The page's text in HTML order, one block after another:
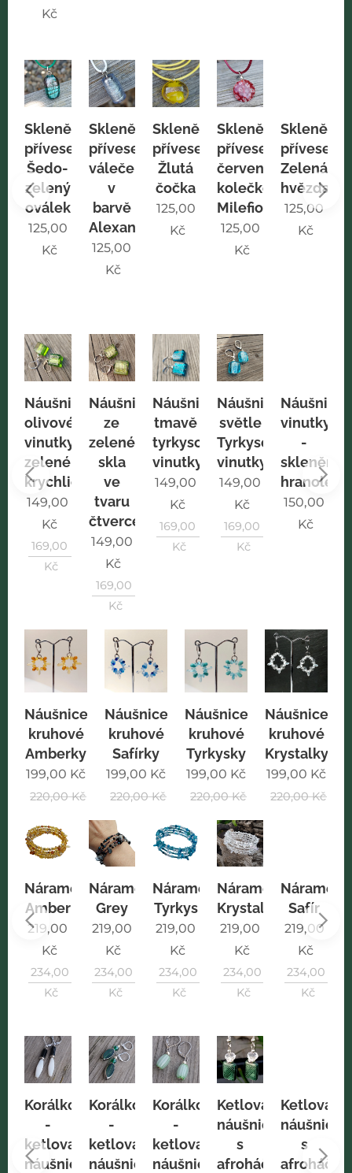
Kč
Skleněný
přívesek
Šedo-
zelený
oválek
125,00
Kč
Skleněný
přívesek
váleček
v
barvě
Alexandridu
125,00
Kč
Skleněný
přívesek
Žlutá
čočka
125,00
Kč
Skleněný
přívesek
červené
kolečko
Milefiori
125,00
Kč
Skleněný
přívesek
Zelená
hvězda
125,00
Kč
Náušnice
olivové
vinutky
zelené
krychličky
149,00
Kč
169,00
Kč
Náušnice
ze
zeleného
skla
ve
tvaru
čtverce
149,00
Kč
169,00
Kč
Náušnice
tmavě
tyrkysové
vinutky
149,00
Kč
169,00
Kč
Náušnice
světle
Tyrkysové
vinutky
149,00
Kč
169,00
Kč
Náušnice
vinutky
-
skleněný
hranolek
150,00
Kč
Náušnice
kruhové
Amberky
199,00 Kč
220,00Kč
Náušnice
kruhové
Safírky
199,00 Kč
220,00Kč
Náušnice
kruhové
Tyrkysky
199,00 Kč
220,00Kč
Náušnice
kruhové
Krystalky
199,00 Kč
220,00Kč
Náramek
Amber
219,00
Kč
234,00
Kč
Náramek
Grey
219,00
Kč
234,00
Kč
Náramek
Tyrkys
219,00
Kč
234,00
Kč
Náramek
Krystal
219,00
Kč
234,00
Kč
Náramek
Safír
219,00
Kč
234,00
Kč
Korálkové
-
ketlované
náušnice
Korálkové
-
ketlované
náušnice
Korálkové
-
ketlované
náušnice
Ketlované
náušnice
s
afroháčky
Ketlované
náušnice
s
afroháčky